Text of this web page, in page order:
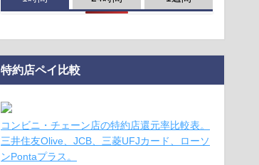
特約店ペイ比較
コンビニ・チェーン店の特約店還元率比較表。
三井住友Olive、JCB、三菱UFJカード、ローソ
ンPontaプラス。